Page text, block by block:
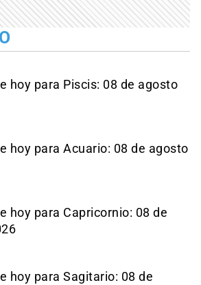
hoy para Piscis: 08 de agosto
hoy para Acuario: 08 de agosto
hoy para Capricornio: 08 de
hoy para Sagitario: 08 de